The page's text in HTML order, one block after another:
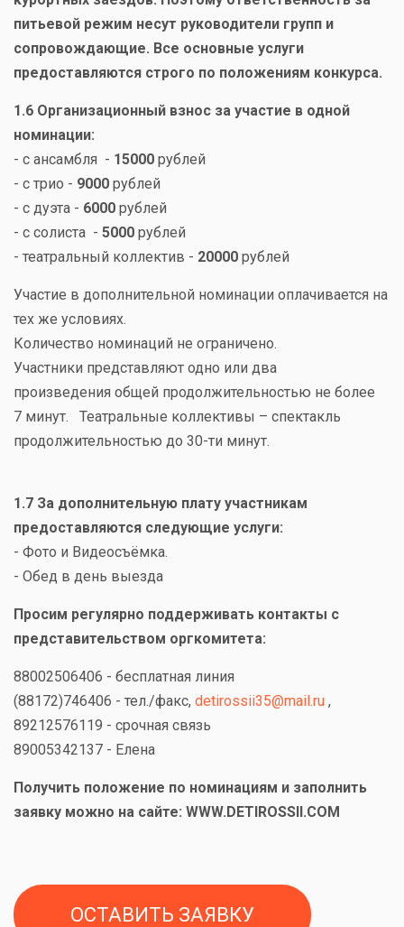
питьевой режим несут руководители групп и
сопровождающие. Все основные услуги
предоставляются строго по положениям конкурса.
1.6 Организационный взнос за участие в одной
номинации:
- с ансамбля - 15000 рублей
- с трио - 9000 рублей
- с дуэта - 6000 рублей
- с солиста - 5000 рублей
- театральный коллектив - 20000 рублей
Участие в дополнительной номинации оплачивается на
тех же условиях.
Количество номинаций не ограничено.
Участники представляют одно или два
произведения общей продолжительностью не более
7 минут. Театральные коллективы – спектакль
продолжительностью до 30-ти минут.
1.7 За дополнительную плату участникам
предоставляются следующие услуги:
- Фото и Видеосъёмка.
- Обед в день выезда
Просим регулярно поддерживать контакты с
представительством оргкомитета:
88002506406 - бесплатная линия
(88172)746406 - тел./факс, detirossii35@mail.ru ,
89212576119 - срочная связь
89005342137 - Елена
Получить положение по номинациям и заполнить
заявку можно на сайте: WWW.DETIROSSII.COM
ОСТАВИТЬ ЗАЯВКУ